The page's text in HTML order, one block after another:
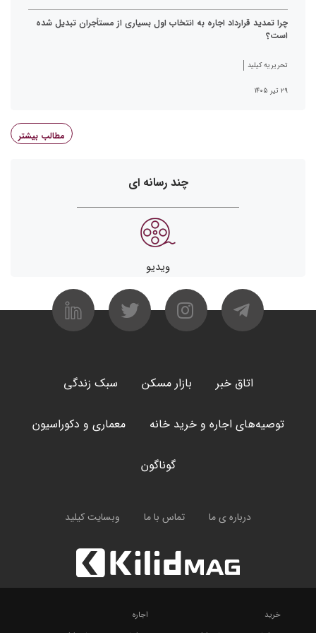
چرا تمدید قرارداد اجاره به انتخاب اول بسیاری از مستأجران تبدیل شده
است؟
تحریریه کیلید
۲۹ تیر ۱۴۰۵
مطالب بیشتر
چند رسانه ای
ویدیو
اتاق خبر بازار مسکن سبک زندگی
توصیه‌های اجاره و خرید خانه معماری و دکوراسیون
گوناگون
درباره ی ما تماس با ما وبسایت کیلید
خرید
اجاره